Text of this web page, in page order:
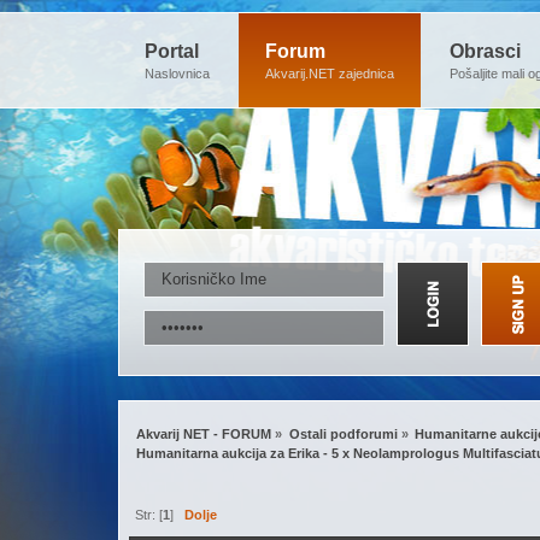
Portal
Naslovnica
Forum
Akvarij.NET zajednica
Obrasci
Pošaljite mali
Akvarij NET - FORUM » Ostali podforumi»
Humanitarne
Humanitarna aukcija za Erika - 5 x Neolamprologus
Str: [1] Dolje